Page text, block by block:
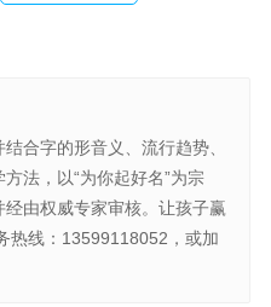
合字的形音义、流行趋势、
法，以“为你起好名”为宗
由权威专家审核。让孩子赢
热线：13599118052，或加